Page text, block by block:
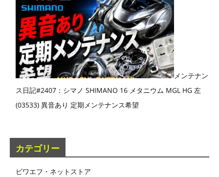
メンテナン
ス日記#2407：シマノ SHIMANO 16 メタニウム MGL HG 左
(03533) 異音あり 定期メンテナンス希望
カテゴリー
ビワエフ・ネットストア